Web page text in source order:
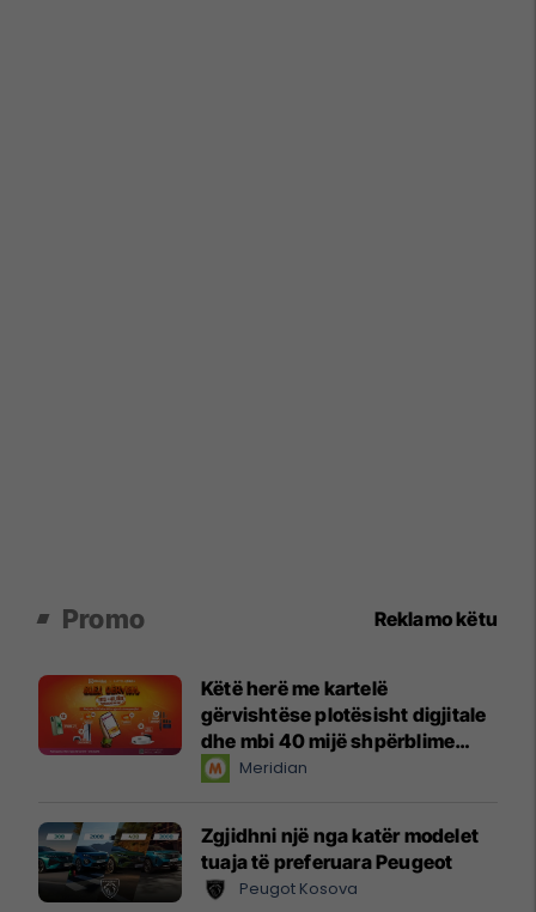
Promo Reklamo këtu
Këtë herë me kartelë
gërvishtëse plotësisht digjitale
dhe mbi 40 mijë shpërblime
instant!Meridian
Zgjidhni një nga katër modelet
tuaja të preferuara Peugeot
Peugot Kosova